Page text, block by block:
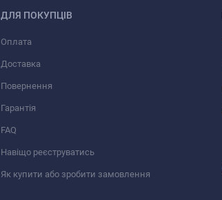
ДЛЯ ПОКУПЦІВ
Оплата
Доставка
Повернення
Гарантія
FAQ
Навіщо реєструватись
Як купити або зробити замовлення